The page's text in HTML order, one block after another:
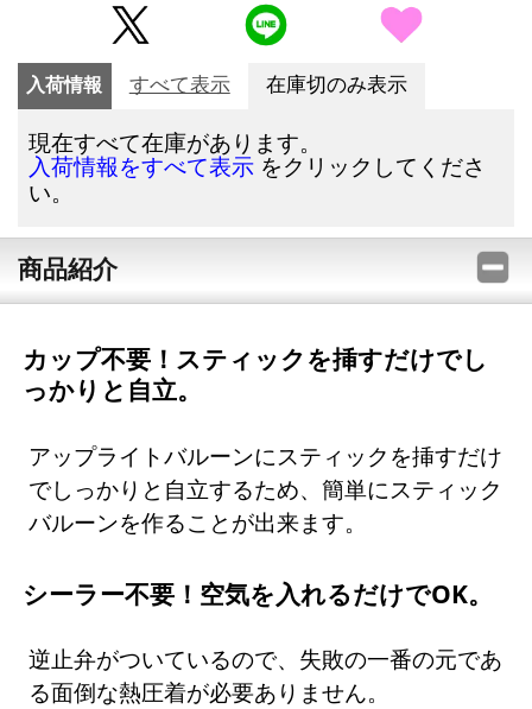
入荷情報 すべて表示 在庫切のみ表示
現在すべて在庫があります。
入荷情報をすべて表示 をクリックしてくださ
い。
商品紹介
カップ不要！スティックを挿すだけでし
っかりと自立。
アップライトバルーンにスティックを挿すだけ
でしっかりと自立するため、簡単にスティック
バルーンを作ることが出来ます。
シーラー不要！空気を入れるだけでOK。
逆止弁がついているので、失敗の一番の元であ
る面倒な熱圧着が必要ありません。